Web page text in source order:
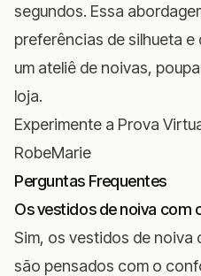
segundos. Essa
preferências de silhueta
um ateliê de noivas,
loja.
Experimente a Prova
RobeMarie
Perguntas Frequentes
Os vestidos de noiva com
Sim, os vestidos de noiva
são pensados com o